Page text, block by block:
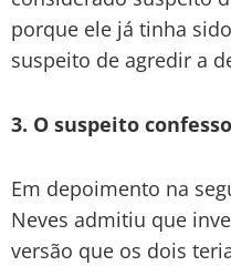
porque ele já tinha
suspeito de agredir a
3. O suspeito
Em depoimento na
Neves admitiu que
versão que os dois